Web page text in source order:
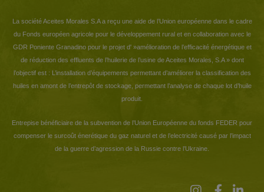
La société Aceites Morales S.A a reçu une aide de l’Union européenne dans le cadre
du Fonds européen agricole pour le développement rural et en collaboration avec le
GDR Poniente Granadino pour le projet d' »amélioration de l’efficacité énergétique et
de réduction des effluents de l’huilerie de l’usine de Aceites Morales, S.A » dont
l’objectif est : L’installation d’équipements permettant d’améliorer la classification des
huiles en amont de l’entrepôt de stockage, permettant l’analyse de chaque lot d’huile
produit.
Entrepise bénéficiaire de la subvention de l’Union Européenne du fonds FEDER pour
compenser le surcoût énerétique du gaz naturel et de l’electricité causé par l’impact
de la guerre d’agression de la Russie contre l’Ukraine.